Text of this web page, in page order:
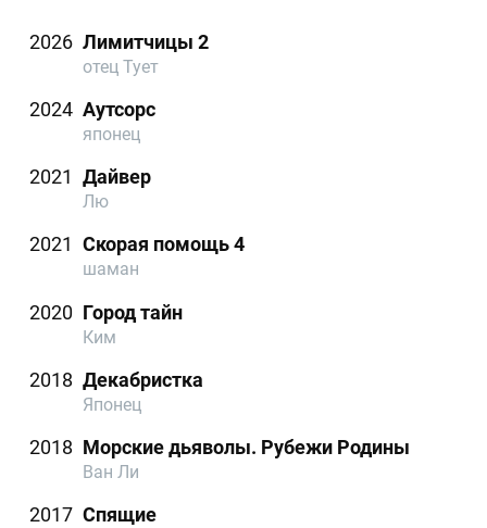
2026 Лимитчицы 2
отец Тует
2024 Аутсорс
японец
2021 Дайвер
Лю
2021 Скорая помощь 4
шаман
2020 Город тайн
Ким
2018 Декабристка
Японец
2018 Морские дьяволы. Рубежи Родины
Ван Ли
2017 Спящие